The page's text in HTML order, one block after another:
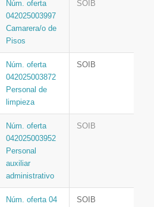
Núm. oferta
042025003997
Camarera/o de
Pisos
SOIB
Núm. oferta
042025003872
Personal de
limpieza
SOIB
Núm. oferta
042025003952
Personal
auxiliar
administrativo
SOIB
Núm. oferta 04
SOIB